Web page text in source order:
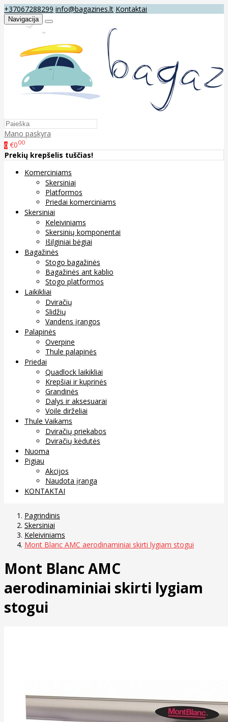
+37067288299 info@bagazines.lt Kontaktai
Navigacija
Mano paskyra
0 €000
Prekių krepšelis tuščias!
Komerciniams
Skersiniai
Platformos
Priedai komerciniams
Skersiniai
Keleiviniams
Skersinių komponentai
Išilginiai bėgiai
Bagažinės
Stogo bagažinės
Bagažinės ant kablio
Stogo platformos
Laikikliai
Dviračių
Slidžių
Vandens įrangos
Palapinės
Overpine
Thule palapinės
Priedai
Quadlock laikikliai
Krepšiai ir kuprinės
Grandinės
Dalys ir aksesuarai
Voile dirželiai
Thule Vaikams
Dviračių priekabos
Dviračių kėdutės
Nuoma
Pigiau
Akcijos
Naudota įranga
KONTAKTAI
Pagrindinis
Skersiniai
Keleiviniams
Mont Blanc AMC aerodinaminiai skirti lygiam stogui
Mont Blanc AMC
aerodinaminiai skirti lygiam
stogui